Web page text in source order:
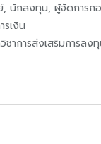
ย์, นักลงทุน, ผู้จัดการ
รเงิน
าการส่งเสริมการลง